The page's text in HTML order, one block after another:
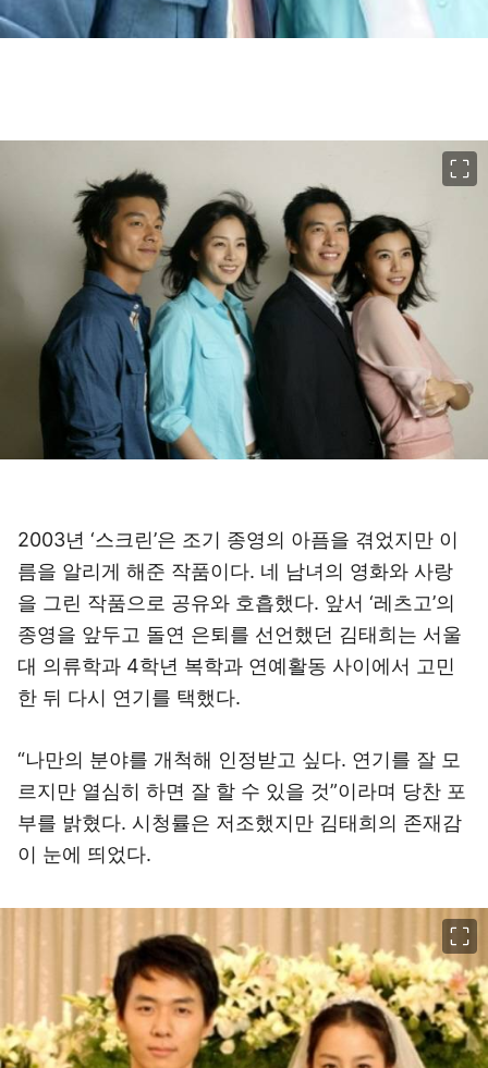
2003년 ‘스크린’은 조기 종영의 아픔을 겪었지만 이
름을 알리게 해준 작품이다. 네 남녀의 영화와 사랑
을 그린 작품으로 공유와 호흡했다. 앞서 ‘레츠고’의
종영을 앞두고 돌연 은퇴를 선언했던 김태희는 서울
대 의류학과 4학년 복학과 연예활동 사이에서 고민
한 뒤 다시 연기를 택했다.
“나만의 분야를 개척해 인정받고 싶다. 연기를 잘 모
르지만 열심히 하면 잘 할 수 있을 것”이라며 당찬 포
부를 밝혔다. 시청률은 저조했지만 김태희의 존재감
이 눈에 띄었다.